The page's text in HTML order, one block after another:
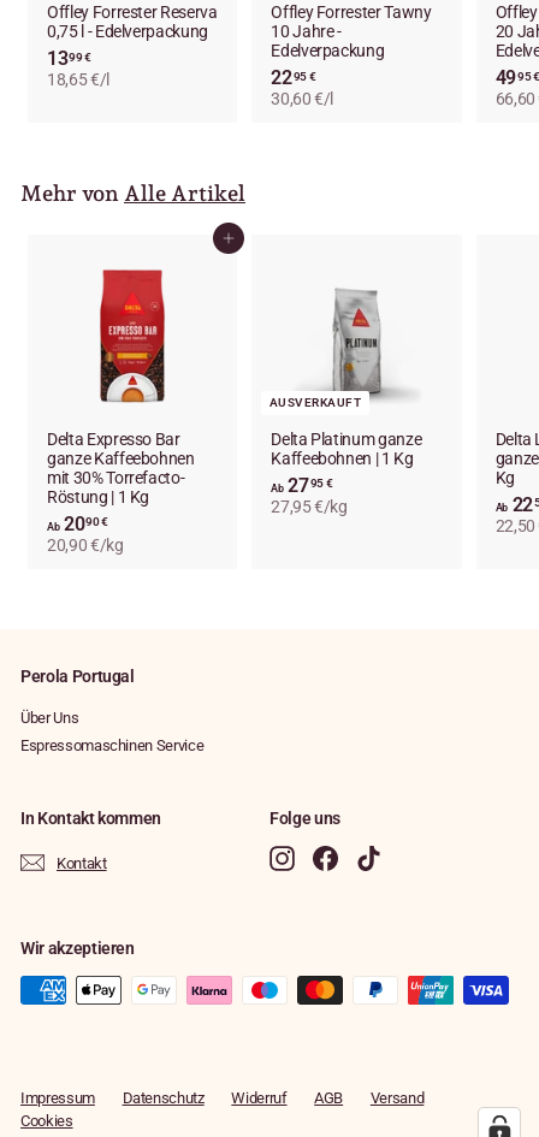
Offley Forrester Reserva
0,75 l - Edelverpackung
1399 €1
3
18,65 €/l
Offley Forrester Tawny
10 Jahre -
Edelverpackung
2295 €2
2
30,60 €/l
20
4995 €
Mehr vonAlle Artikel
In den Einkaufswagen legen
Delta Expresso Bar
ganze Kaffeebohnen
mit 30% Torrefacto-
Röstung | 1 Kg
Ab2090 €A
b
€
20,90 €/kg
AUSVERKAUFT
Delta Platinum ganze
Kaffeebohnen | 1 Kg
Ab2795 €A
b
27,95 €/kg
Delta
Kg
Ab22
Perola Portugal
Über Uns
Espressomaschinen Service
In Kontakt kommen
Kontakt
Folge uns
InstagramFacebook
Wir akzeptieren
Impressum Datenschutz Widerruf AGB
Versand
Cookies